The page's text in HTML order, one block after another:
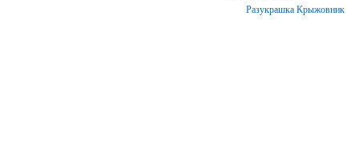
Разукрашка Крыжовник